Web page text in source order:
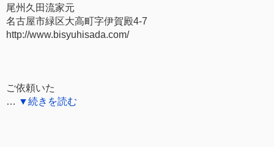
尾州久田流家元
名古屋市緑区大高町字伊賀殿4-7
http://www.bisyuhisada.com/
ご依頼いた
… ▼続きを読む